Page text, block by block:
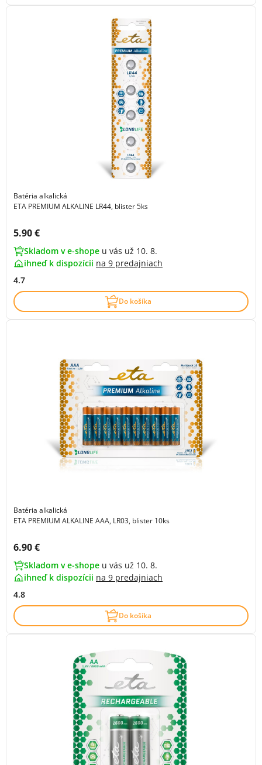
Batéria alkalická
ETA PREMIUM ALKALINE LR44, blister 5ks
Cena s DPH:
5.90 €
Skladom v e-shope u vás už 10. 8.
ihneď k dispozícii na 9 predajniach
4.7
Do košíka
Batéria alkalická
ETA PREMIUM ALKALINE AAA, LR03, blister 10ks
Cena s DPH:
6.90 €
Skladom v e-shope u vás už 10. 8.
ihneď k dispozícii na 9 predajniach
4.8
Do košíka